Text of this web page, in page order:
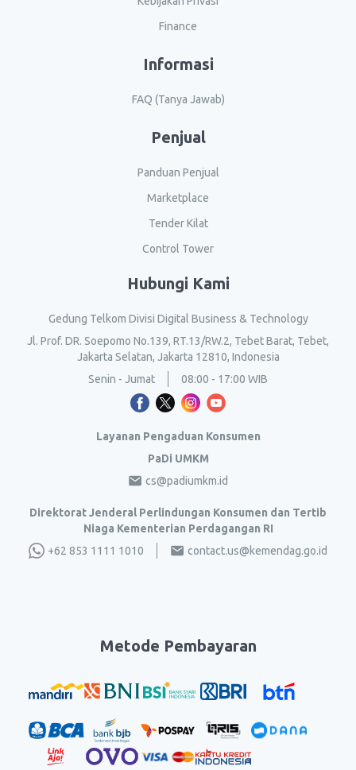
Finance
Informasi
FAQ (Tanya Jawab)
Penjual
Panduan Penjual
Marketplace
Tender Kilat
Control Tower
Hubungi Kami
Gedung Telkom Divisi Digital Business & Technology
Jl. Prof. DR. Soepomo No.139, RT.13/RW.2, Tebet Barat, Tebet,
Jakarta Selatan, Jakarta 12810, Indonesia
Senin - Jumat
08:00 - 17:00 WIB
Layanan Pengaduan Konsumen
PaDi UMKM
cs@padiumkm.id
Direktorat Jenderal Perlindungan Konsumen dan Tertib
Niaga Kementerian Perdagangan RI
+62 853 1111 1010
contact.us@kemendag.go.id
Metode Pembayaran